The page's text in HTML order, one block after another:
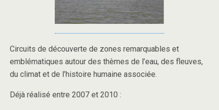
Circuits de découverte de zones remarquables et
emblématiques autour des thèmes de l’eau, des fleuves,
du climat et de l’histoire humaine associée.
Déjà réalisé entre 2007 et 2010 :